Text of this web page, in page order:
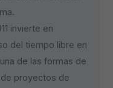
invierte en
del tiempo libre en
de las formas de
proyectos de